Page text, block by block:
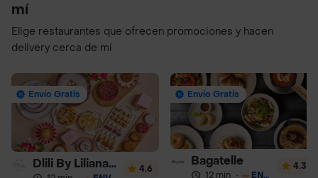
mí
Elige restaurantes que ofrecen promociones y hacen
delivery cerca de mí
Envío Gratis
Dlili By Liliana Arango 4.6
Envío Gratis
Bagatelle
12 min · ENVÍO GRATIS
4.3